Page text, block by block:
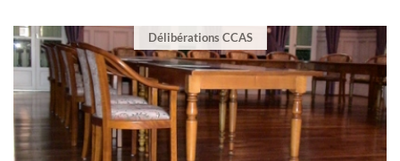
Délibérations CCAS